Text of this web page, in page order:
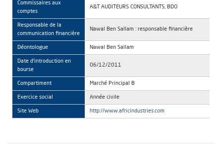
Commissaires aux
comptes
A&T AUDITEURS CONSULTANTS, BDO
Responsable de la
communication financière
Nawal Ben Sallam : responsable financière
Déontologue Nawal Ben Sallam
Date d'introduction en
bourse
06/12/2011
Compartiment Marché Principal B
Exercice social Année civile
Site Web http://www.africindustries.com